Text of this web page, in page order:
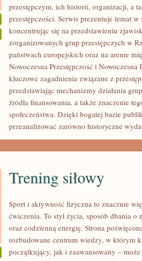
PYTANIA
CZYTELNIKÓW
przestępczym, ich historii, organizacji, a
przestępczości. Serwis prezentuje temat
koncentrując się na przedstawieniu
zorganizowanych grup przestępczych w
państwach europejskich oraz na arenie
Nowoczesna Przestępczość i Nowoczesna
kluczowe zagadnienia związane z
przedstawiając mechanizmy działania
źródła finansowania, a także znaczenie
społeczeństwa. Dzięki bogatej bazie
przeanalizować zarówno historyczne
Trening siłowy
Sport i aktywność fizyczna to znacznie
ćwiczenia. To styl życia, sposób dbania o
oraz codzienną energię. Strona
rozbudowane centrum wiedzy, w którym
początkujący, jak i zaawansowany –